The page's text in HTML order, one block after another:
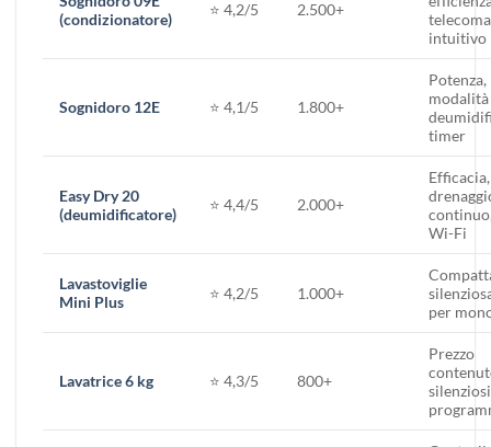
(condizionatore)
⭐ 4,2/5 2.500+
intuitivo
Sognidoro 12E ⭐ 4,1/5 1.800+
Potenza,
modalità
timer
Easy Dry 20
(deumidificatore)
⭐ 4,4/5 2.000+
Efficacia,
Wi-Fi
Lavastoviglie
Mini Plus
⭐ 4,2/5 1.000+
per
Lavatrice 6 kg ⭐ 4,3/5 800+
Prezzo